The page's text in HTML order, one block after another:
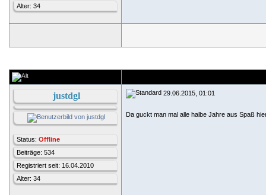
Alter: 34
justdgl
Status: Offline
Beiträge: 534
Registriert seit: 16.04.2010
Alter: 34
29.06.2015, 01:01
Da guckt man mal alle halbe Jahre aus Spaß